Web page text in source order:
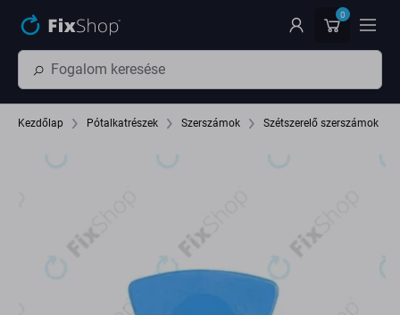
0
Kezdőlap Pótalkatrészek Szerszámok Szétszerelő szerszámok